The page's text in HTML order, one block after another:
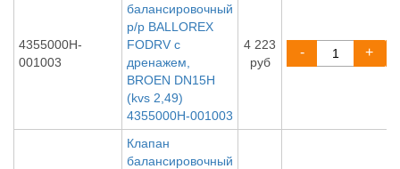
4355000H-
001003
балансировочный
р/р BALLOREX
FODRV с
дренажем,
BROEN DN15H
(kvs 2,49)
4355000H-001003
4 223
руб
- +
Клапан
балансировочный